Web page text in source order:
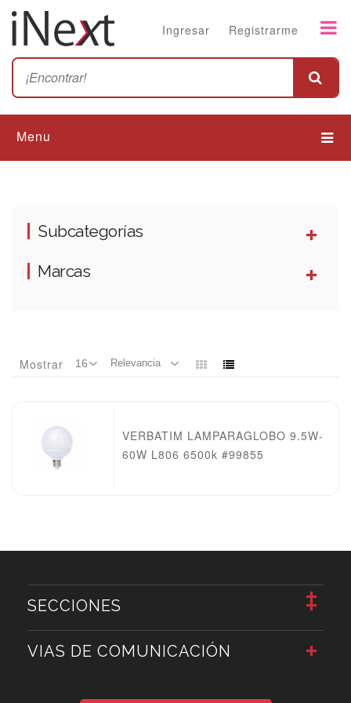
Ingresar Registrarme
Menu
Subcategorías
Marcas
Mostrar
VERBATIM LAMPARAGLOBO 9.5W-
60W L806 6500k #99855
SECCIONES
VIAS DE COMUNICACIÓN